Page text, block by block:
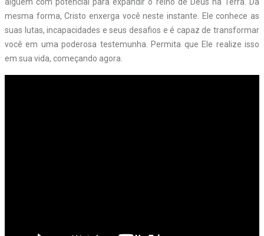
mesma forma, Cristo enxerga você neste instante. Ele conhece as
suas lutas, incapacidades e seus desafios e é capaz de transformar
você em uma poderosa testemunha. Permita que Ele realize isso
em sua vida, começando agora.